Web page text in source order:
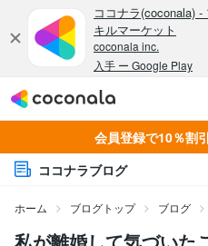
会員登録で10％割
ココナラブログ
ホーム ブログトップ ブログ